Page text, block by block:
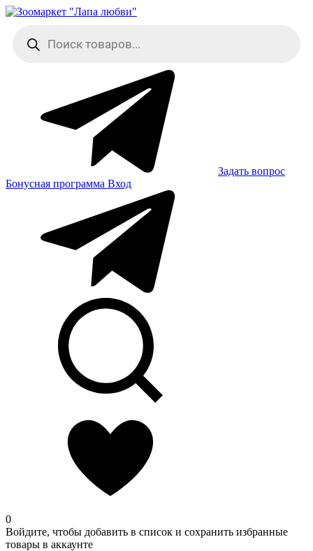
Skip
content
товаров
Задать вопрос
Бонусная программа Вход
0
Войдите, чтобы добавить в список и сохранить избранные
товары в аккаунте